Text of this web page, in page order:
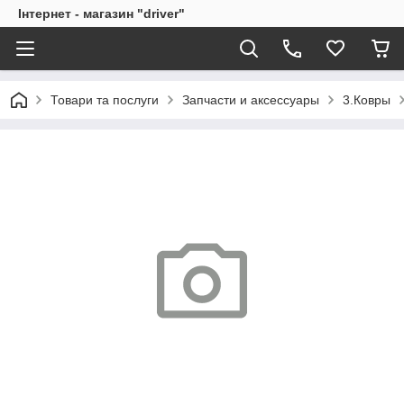
Інтернет - магазин "driver"
Товари та послуги Запчасти и аксессуары 3.Ковры